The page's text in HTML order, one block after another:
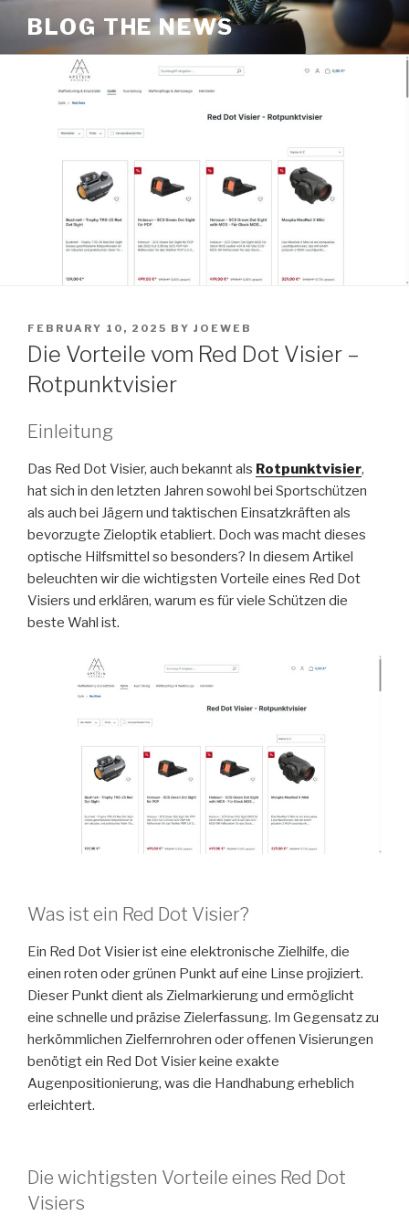
content
BLOG THE NEWS
POSTED
ON
FEBRUARY 10, 2025 BY JOEWEB
Die Vorteile vom Red Dot Visier –
Rotpunktvisier
Einleitung
Das Red Dot Visier, auch bekannt als Rotpunktvisier,
hat sich in den letzten Jahren sowohl bei Sportschützen
als auch bei Jägern und taktischen Einsatzkräften als
bevorzugte Zieloptik etabliert. Doch was macht dieses
optische Hilfsmittel so besonders? In diesem Artikel
beleuchten wir die wichtigsten Vorteile eines Red Dot
Visiers und erklären, warum es für viele Schützen die
beste Wahl ist.
Was ist ein Red Dot Visier?
Ein Red Dot Visier ist eine elektronische Zielhilfe, die
einen roten oder grünen Punkt auf eine Linse projiziert.
Dieser Punkt dient als Zielmarkierung und ermöglicht
eine schnelle und präzise Zielerfassung. Im Gegensatz zu
herkömmlichen Zielfernrohren oder offenen Visierungen
benötigt ein Red Dot Visier keine exakte
Augenpositionierung, was die Handhabung erheblich
erleichtert.
Die wichtigsten Vorteile eines Red Dot
Visiers